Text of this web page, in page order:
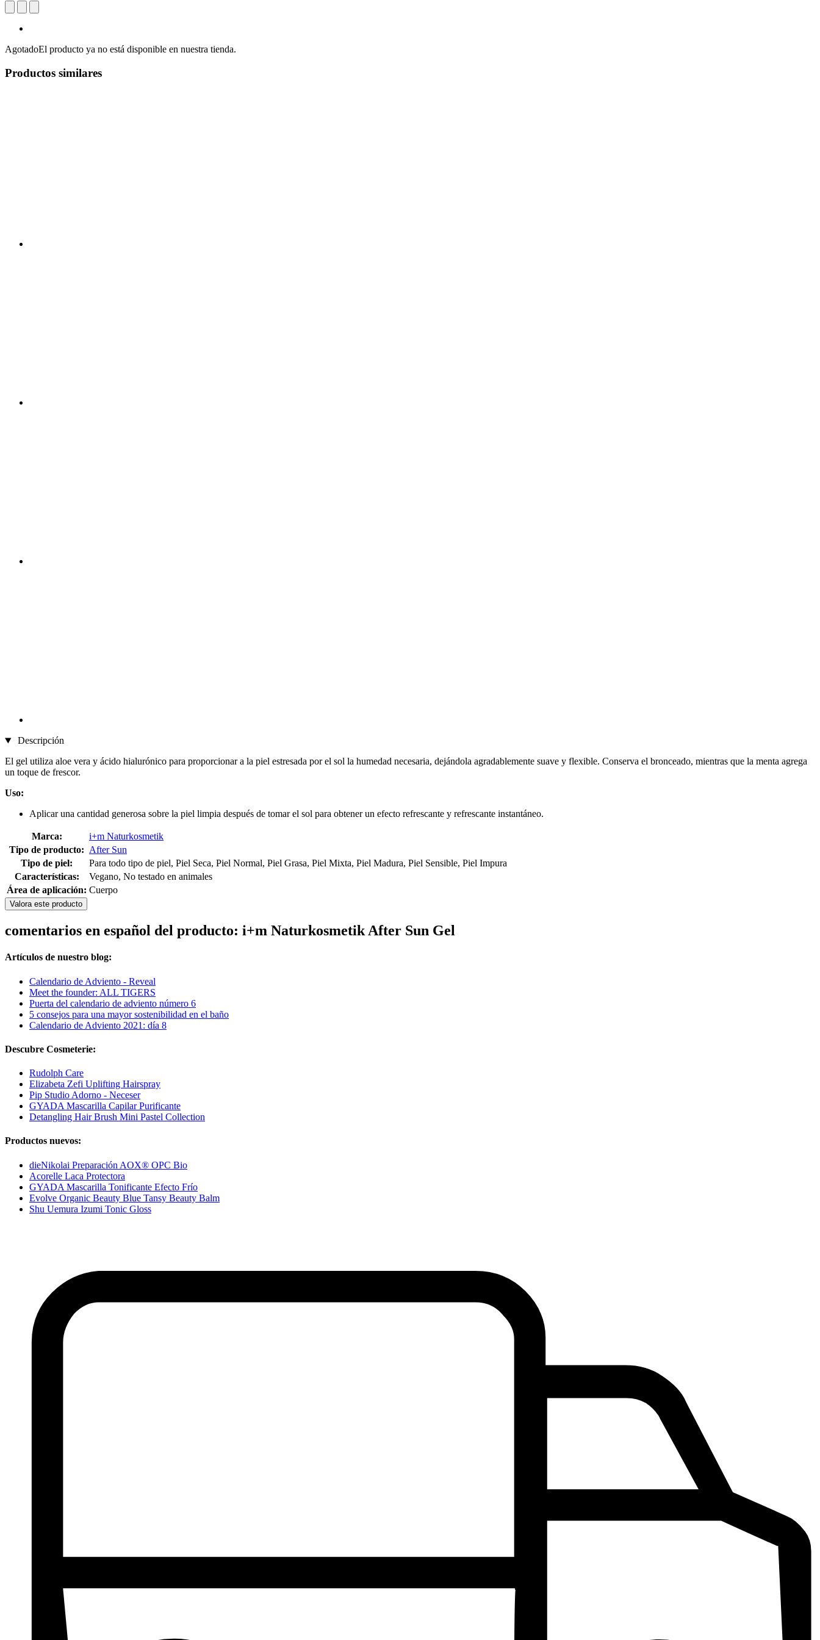
AgotadoEl producto ya no está disponible en nuestra tienda.
Productos similares
Descripción
El gel utiliza aloe vera y ácido hialurónico para proporcionar a la piel estresada por el sol la humedad necesaria, dejándola agradablemente suave y flexible. Conserva el bronceado, mientras que la menta agrega
un toque de frescor.
Uso:
Aplicar una cantidad generosa sobre la piel limpia después de tomar el sol para obtener un efecto refrescante y refrescante instantáneo.
Marca:
i+m Naturkosmetik
Tipo de producto: After Sun
Tipo de piel:
Para todo tipo de piel, Piel Seca, Piel Normal, Piel Grasa, Piel Mixta, Piel Madura, Piel Sensible, Piel Impura
Características:
Vegano, No testado en animales
Área de aplicación: Cuerpo
Valora este producto
comentarios en español del producto: i+m Naturkosmetik After Sun Gel
Artículos de nuestro blog:
Calendario de Adviento - Reveal
Meet the founder: ALL TIGERS
Puerta del calendario de adviento número 6
5 consejos para una mayor sostenibilidad en el baño
Calendario de Adviento 2021: día 8
Descubre Cosmeterie:
Rudolph Care
Elizabeta Zefi Uplifting Hairspray
Pip Studio Adorno - Neceser
GYADA Mascarilla Capilar Purificante
Detangling Hair Brush Mini Pastel Collection
Productos nuevos:
dieNikolai Preparación AOX® OPC Bio
Acorelle Laca Protectora
GYADA Mascarilla Tonificante Efecto Frío
Evolve Organic Beauty Blue Tansy Beauty Balm
Shu Uemura Izumi Tonic Gloss